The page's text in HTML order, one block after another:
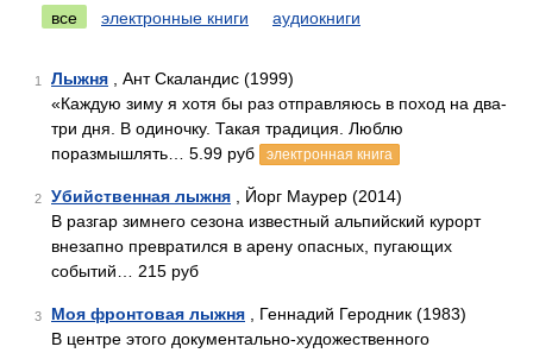
все
электронные книги аудиокниги
1 Лыжня , Ант Скаландис (1999)
«Каждую зиму я хотя бы раз отправляюсь в поход на два-
три дня. В одиночку. Такая традиция. Люблю
поразмышлять… 5.99 руб
электронная книга
2 Убийственная лыжня , Йорг Маурер (2014)
В разгар зимнего сезона известный альпийский курорт
внезапно превратился в арену опасных, пугающих
событий… 215 руб
3 Моя фронтовая лыжня , Геннадий Геродник (1983)
В центре этого документально-художественного